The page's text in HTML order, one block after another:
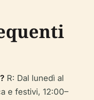
R: Dal lunedì al
e festivi, 12:00–